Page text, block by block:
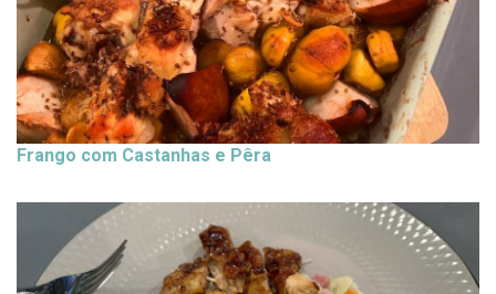
Frango com Castanhas e Pêra